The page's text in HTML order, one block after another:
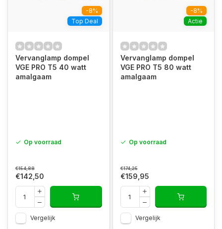
-8%
Top Deal
Vervanglamp dompel
VGE PRO T5 40 watt
amalgaam
Op voorraad
€154,88
€142,50
Vergelijk
-8%
Actie
Vervanglamp dompel
VGE PRO T5 80 watt
amalgaam
Op voorraad
€174,25
€159,95
Vergelijk